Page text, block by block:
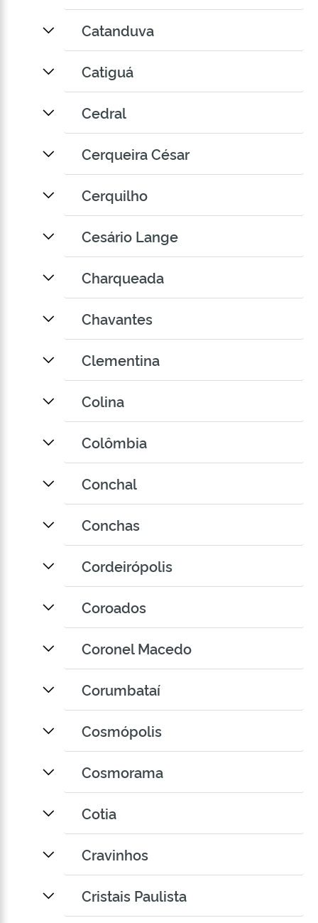
Catanduva
Catiguá
Cedral
Cerqueira César
Cerquilho
Cesário Lange
Charqueada
Chavantes
Clementina
Colina
Colômbia
Conchal
Conchas
Cordeirópolis
Coroados
Coronel Macedo
Corumbataí
Cosmópolis
Cosmorama
Cotia
Cravinhos
Cristais Paulista